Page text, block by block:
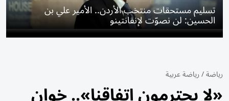
تسليم مستحقات منتخب الأردن.. الأمير علي بن
الحسين: لن نصوّت لإنفانتينو
رياضة/رياضة عربية